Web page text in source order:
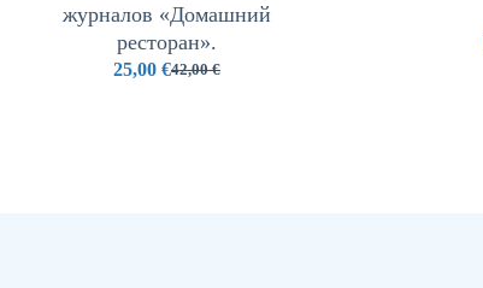
журналов «Домашний
ресторан».
42,00€
25,00 €